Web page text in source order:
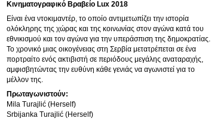
Κινηματογραφικό Βραβείο Lux 2018
Είναι ένα ντοκιμαντέρ, το οποίο αντιμετωπίζει την ιστορία
ολόκληρης της χώρας και της κοινωνίας στον αγώνα κατά του
εθνικισμού και τον αγώνα για την υπεράσπιση της δημοκρατίας.
Το χρονικό μιας οικογένειας στη Σερβία μετατρέπεται σε ένα
πορτραίτο ενός ακτιβιστή σε περιόδους μεγάλης αναταραχής,
αμφισβητώντας την ευθύνη κάθε γενιάς να αγωνιστεί για το
μέλλον της.
Πρωταγωνιστούν:
Mila Turajlić (Herself)
Srbijanka Turajlić (Herself)